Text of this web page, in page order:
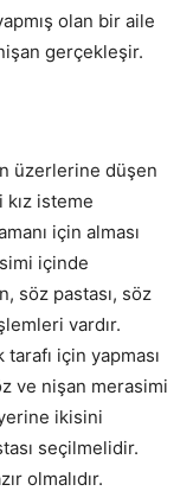
olan bir aile
gerçekleşir.
üzerlerine düşen
isteme
için alması
içinde
söz pastası, söz
vardır.
için yapması
ve nişan merasimi
ikisini
seçilmelidir.
olmalıdır.